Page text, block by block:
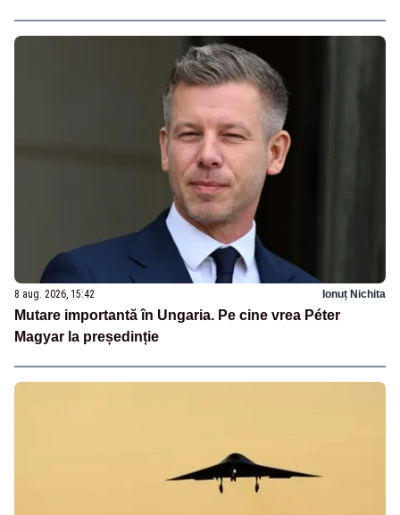
8 aug. 2026, 15:42 Ionuț Nichita
Mutare importantă în Ungaria. Pe cine vrea Péter
Magyar la președinție